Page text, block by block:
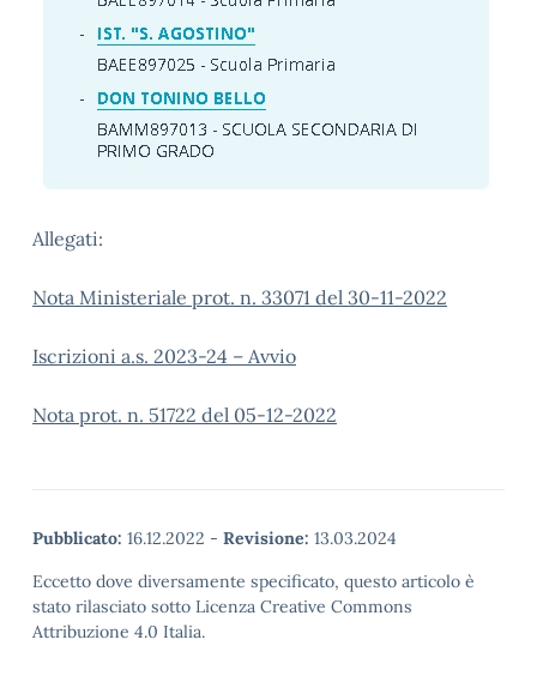
Allegati:
Nota Ministeriale prot. n. 33071 del 30-11-2022
Iscrizioni a.s. 2023-24 – Avvio
Nota prot. n. 51722 del 05-12-2022
Pubblicato: 16.12.2022 - Revisione: 13.03.2024
Eccetto dove diversamente specificato, questo articolo è
stato rilasciato sotto Licenza Creative Commons
Attribuzione 4.0 Italia.